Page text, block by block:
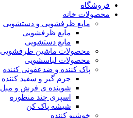
فروشگاه
محصولات خانه
مایع ظرفشویی و دستشویی
مایع ظرفشویی
مایع دستشویی
محصولات ماشین ظرفشویی
محصولات لباسشویی
پاک کننده و ضدعفونی کننده
جرم گیر و سفید کننده
شوینده ی فرش و مبل
اسپری چند منظوره
شیشه پاک کن
خوشبو کننده